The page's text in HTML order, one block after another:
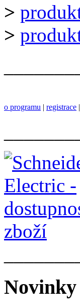
>
>
o programu | registrace |